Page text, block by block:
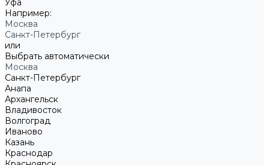
Уфа
Например:
Москва
Санкт-Петербург
или
Выбрать автоматически
Москва
Санкт-Петербург
Анапа
Архангельск
Владивосток
Волгоград
Иваново
Казань
Краснодар